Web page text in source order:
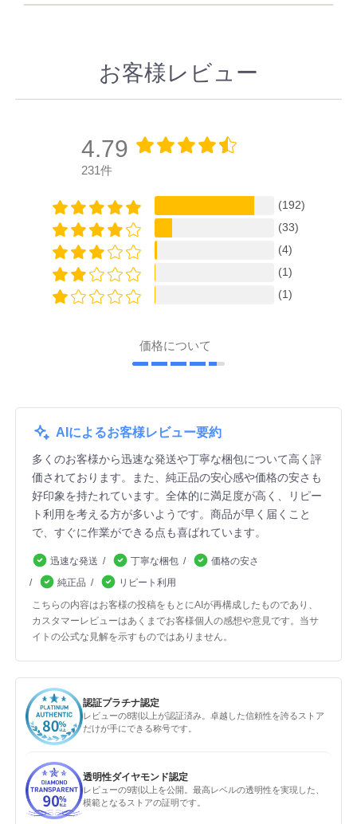
お客様レビュー
4.79
231件
(192)
(33)
(4)
(1)
(1)
価格について
AIによるお客様レビュー要約
多くのお客様から迅速な発送や丁寧な梱包について高く評
価されております。また、純正品の安心感や価格の安さも
好印象を持たれています。全体的に満足度が高く、リピー
ト利用を考える方が多いようです。商品が早く届くこと
で、すぐに作業ができる点も喜ばれています。
迅速な発送 丁寧な梱包
価格の安さ
純正品
リピート利用
こちらの内容はお客様の投稿をもとにAIが再構成したものであり、
カスタマーレビューはあくまでお客様個人の感想や意見です。当サ
イトの公式な見解を示すものではありません。
認証プラチナ認定
レビューの8割以上が認証済み。卓越した信頼性を誇るストア
だけが手にできる称号です。
透明性ダイヤモンド認定
レビューの9割以上を公開。最高レベルの透明性を実現した、
模範となるストアの証明です。